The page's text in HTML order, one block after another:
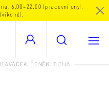
6.00–22.00 (pracovní dny),